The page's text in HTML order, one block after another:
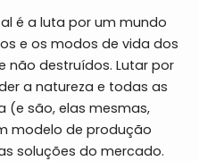
é a luta por um mundo
e os modos de vida dos
não destruídos. Lutar por
a natureza e todas as
(e são, elas mesmas,
modelo de produção
soluções do mercado.